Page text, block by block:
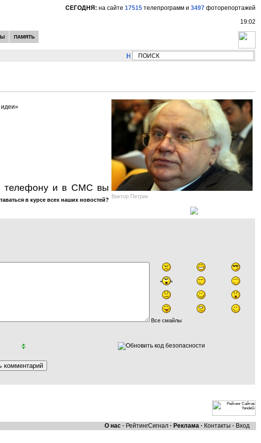
СЕГОДНЯ: на сайте 17515 телепрограмм и 3497 фоторепортажей
19:02
ПАМЯТЬ
НОВОСТИ: Сергей Цыпляев "Мир как
Виктор Петрик
идеи»
телефону и в СМС вы
в курсе всех наших новостей?
Все смайлы
О нас · РейтингСигнал · Реклама · Контакты · Вход